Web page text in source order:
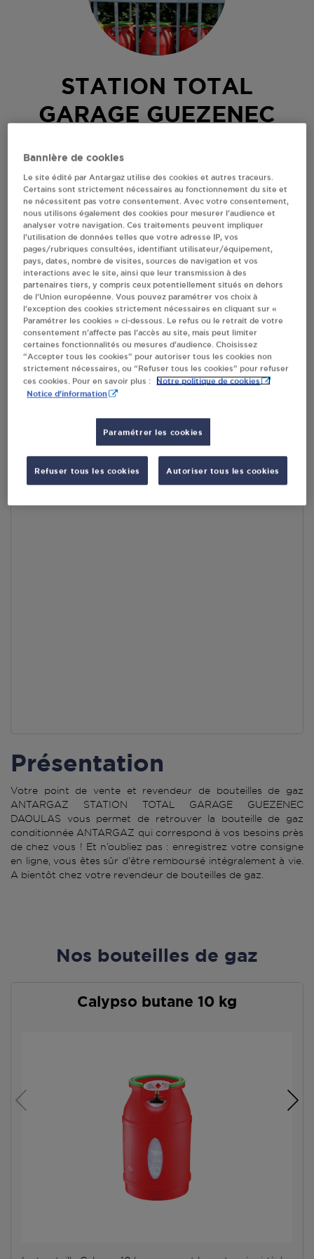
STATION TOTAL
GARAGE GUEZENEC
GARAGE
04,RTE DE QUIMPER
29460DAOULAS
Revendeur de bouteilles de gaz
S'Y RENDRE
AFFICHER LE TÉLÉPHONE
RECEVOIR LES COORDONNÉES DU REVENDEUR
En cliquant sur « S’y rendre », j’autorise le traitement
d’informations (dont mon adresse IP) et leur transfert hors UE
par Google Maps afin d’afficher la carte.
Accès
Présentation
Votre point de vente et revendeur de bouteilles de gaz
ANTARGAZ STATION TOTAL GARAGE GUEZENEC
DAOULAS vous permet de retrouver la bouteille de gaz
conditionnée ANTARGAZ qui correspond à vos besoins près
de chez vous ! Et n’oubliez pas : enregistrez votre consigne
en ligne, vous êtes sûr d’être remboursé intégralement à vie.
A bientôt chez votre revendeur de bouteilles de gaz.
Nos bouteilles de gaz
Calypso butane 10 kg
Bannière de cookies
Le site édité par Antargaz utilise des cookies et autres traceurs.
Certains sont strictement nécessaires au fonctionnement du site et
ne nécessitent pas votre consentement. Avec votre consentement,
nous utilisons également des cookies pour mesurer l’audience et
analyser votre navigation. Ces traitements peuvent impliquer
l’utilisation de données telles que votre adresse IP, vos
pages/rubriques consultées, identifiant utilisateur/équipement,
pays, dates, nombre de visites, sources de navigation et vos
interactions avec le site, ainsi que leur transmission à des
partenaires tiers, y compris ceux potentiellement situés en dehors
de l’Union européenne. Vous pouvez paramétrer vos choix à
l’exception des cookies strictement nécessaires en cliquant sur «
Paramétrer les cookies » ci-dessous. Le refus ou le retrait de votre
consentement n’affecte pas l’accès au site, mais peut limiter
certaines fonctionnalités ou mesures d’audience. Choisissez
“Accepter tous les cookies” pour autoriser tous les cookies non
strictement nécessaires, ou “Refuser tous les cookies” pour refuser
ces cookies. Pour en savoir plus :
Notre politique de cookies
Notice d'information
Paramétrer les cookies
Refuser tous les cookies Autoriser tous les cookies